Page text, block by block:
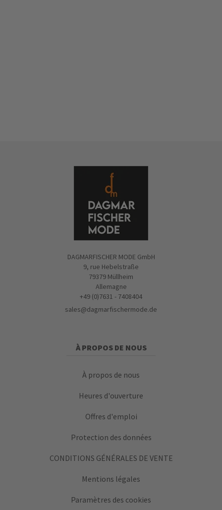
DAGMARFISCHER MODE GmbH
9, rue Hebelstraße
79379 Müllheim
Allemagne
+49 (0)7631 - 7408404
sales@dagmarfischermode.de
À PROPOS DE NOUS
À propos de nous
Heures d'ouverture
Offres d'emploi
Protection des données
CONDITIONS GÉNÉRALES DE VENTE
Mentions légales
Paramètres des cookies